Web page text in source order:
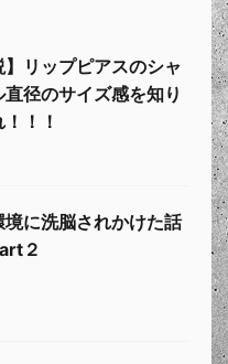
】リップピアスのシャ
径のサイズ感を知り
！！
に洗脳されかけた話
２